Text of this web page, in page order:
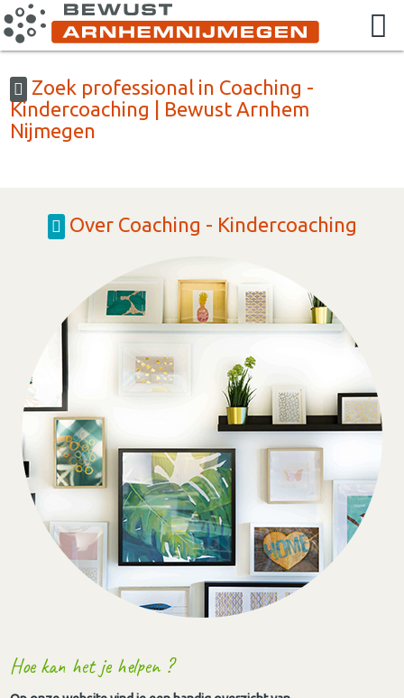
Zoek professional in Coaching -
Kindercoaching | Bewust Arnhem
Nijmegen
Over Coaching - Kindercoaching
Hoe kan het je helpen ?